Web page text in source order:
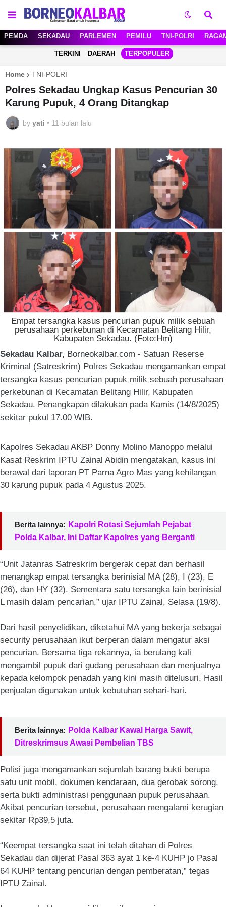
PEMDA SEKADAU PARLEMEN PEMILU TNI-POLRI
TERKINI DAERAH TERPOPULER
Home TNI-POLRI
Polres Sekadau Ungkap Kasus Pencurian 30
Karung Pupuk, 4 Orang Ditangkap
by yati • 11 bulan lalu
Empat tersangka kasus pencurian pupuk milik sebuah
perusahaan perkebunan di Kecamatan Belitang Hilir,
Kabupaten Sekadau. (Foto:Hm)
Sekadau Kalbar, Borneokalbar.com - Satuan Reserse
Kriminal (Satreskrim) Polres Sekadau mengamankan empat
tersangka kasus pencurian pupuk milik sebuah perusahaan
perkebunan di Kecamatan Belitang Hilir, Kabupaten
Sekadau. Penangkapan dilakukan pada Kamis (14/8/2025)
sekitar pukul 17.00 WIB.
Kapolres Sekadau AKBP Donny Molino Manoppo melalui
Kasat Reskrim IPTU Zainal Abidin mengatakan, kasus ini
berawal dari laporan PT Parna Agro Mas yang kehilangan
30 karung pupuk pada 4 Agustus 2025.
Berita lainnya: Kapolri Rotasi Sejumlah Pejabat
Polda Kalbar, Ini Daftar Kapolres yang Berganti
“Unit Jatanras Satreskrim bergerak cepat dan berhasil
menangkap empat tersangka berinisial MA (28), I (23), E
(26), dan HY (32). Sementara satu tersangka lain berinisial
L masih dalam pencarian,” ujar IPTU Zainal, Selasa (19/8).
Dari hasil penyelidikan, diketahui MA yang bekerja sebagai
security perusahaan ikut berperan dalam mengatur aksi
pencurian. Bersama tiga rekannya, ia berulang kali
mengambil pupuk dari gudang perusahaan dan menjualnya
kepada kelompok penadah yang kini masih ditelusuri. Hasil
penjualan digunakan untuk kebutuhan sehari-hari.
Berita lainnya: Polda Kalbar Kawal Harga Sawit,
Ditreskrimsus Awasi Pembelian TBS
Polisi juga mengamankan sejumlah barang bukti berupa
satu unit mobil, dokumen kendaraan, dua gerobak sorong,
serta bukti administrasi penggunaan pupuk perusahaan.
Akibat pencurian tersebut, perusahaan mengalami kerugian
sekitar Rp39,5 juta.
“Keempat tersangka saat ini telah ditahan di Polres
Sekadau dan dijerat Pasal 363 ayat 1 ke-4 KUHP jo Pasal
64 KUHP tentang pencurian dengan pemberatan,” tegas
IPTU Zainal.